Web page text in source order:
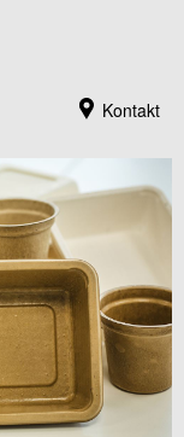
Kontakt